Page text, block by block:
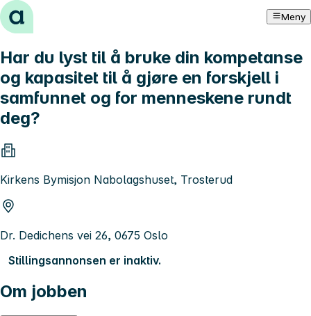
Hopp til innhold Meny
Har du lyst til å bruke din kompetanse
og kapasitet til å gjøre en forskjell i
samfunnet og for menneskene rundt
deg?
Kirkens Bymisjon Nabolagshuset, Trosterud
Dr. Dedichens vei 26, 0675 Oslo
Stillingsannonsen er inaktiv.
Om jobben